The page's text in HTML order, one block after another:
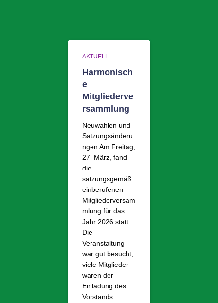
AKTUELL
Harmonisch
e
Mitgliederve
rsammlung
Neuwahlen und
Satzungsänderu
ngen Am Freitag,
27. März, fand
die
satzungsgemäß
einberufenen
Mitgliederversam
mlung für das
Jahr 2026 statt.
Die
Veranstaltung
war gut besucht,
viele Mitglieder
waren der
Einladung des
Vorstands